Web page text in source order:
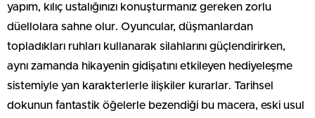
yapım, kılıç ustalığınızı konuşturmanız gereken zorlu
düellolara sahne olur. Oyuncular, düşmanlardan
topladıkları ruhları kullanarak silahlarını güçlendirirken,
aynı zamanda hikayenin gidişatını etkileyen hediyeleşme
sistemiyle yan karakterlerle ilişkiler kurarlar. Tarihsel
dokunun fantastik öğelerle bezendiği bu macera, eski usul